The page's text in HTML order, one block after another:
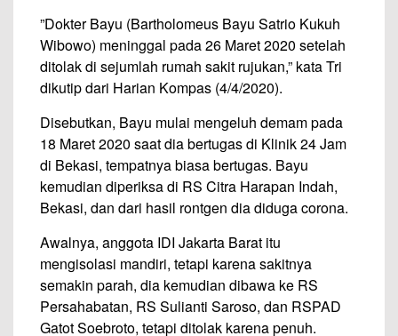
”Dokter Bayu (Bartholomeus Bayu Satrio Kukuh
Wibowo) meninggal pada 26 Maret 2020 setelah
ditolak di sejumlah rumah sakit rujukan,” kata Tri
dikutip dari Harian Kompas (4/4/2020).
Disebutkan, Bayu mulai mengeluh demam pada
18 Maret 2020 saat dia bertugas di Klinik 24 Jam
di Bekasi, tempatnya biasa bertugas. Bayu
kemudian diperiksa di RS Citra Harapan Indah,
Bekasi, dan dari hasil rontgen dia diduga corona.
Awalnya, anggota IDI Jakarta Barat itu
mengisolasi mandiri, tetapi karena sakitnya
semakin parah, dia kemudian dibawa ke RS
Persahabatan, RS Sulianti Saroso, dan RSPAD
Gatot Soebroto, tetapi ditolak karena penuh.